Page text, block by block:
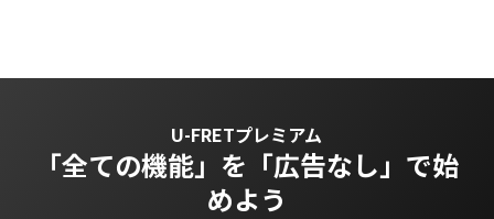
U-FRETプレミアム
「全ての機能」を 「広告なし」で始
めよう